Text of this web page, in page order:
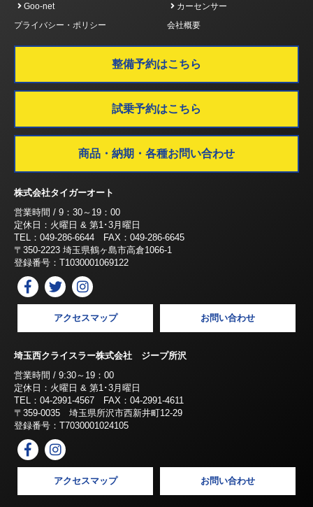
Goo-net
カーセンサー
プライバシー・ポリシー
会社概要
整備予約はこちら
試乗予約はこちら
商品・納期・各種お問い合わせ
株式会社タイガーオート
営業時間 / 9：30～19：00
定休日：火曜日 & 第1･3月曜日
TEL：049-286-6644 FAX：049-286-6645
〒350-2223 埼玉県鶴ヶ島市高倉1066-1
登録番号：T1030001069122
アクセスマップ お問い合わせ
埼玉西クライスラー株式会社 ジープ所沢
営業時間 / 9:30～19：00
定休日：火曜日 & 第1･3月曜日
TEL：04-2991-4567 FAX：04-2991-4611
〒359-0035 埼玉県所沢市西新井町12-29
登録番号：T7030001024105
アクセスマップ お問い合わせ